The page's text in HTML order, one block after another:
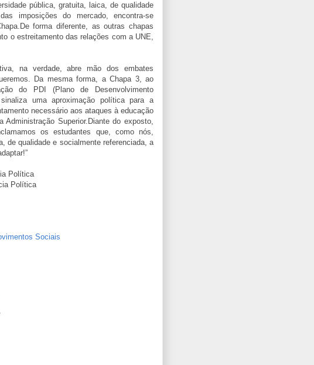
pública, gratuita, laica, de qualidade
imposições do mercado, encontra-se
forma diferente, as outras chapas
o estreitamento das relações com a UNE,
na verdade, abre mão dos embates
Da mesma forma, a Chapa 3, ao
do PDI (Plano de Desenvolvimento
uma aproximação política para a
necessário aos ataques à educação
Superior.Diante do exposto,
os estudantes que, como nós,
de qualidade e socialmente referenciada, a
Política
Política
Sociais